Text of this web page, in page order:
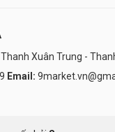
Xuân Trung -
Email: